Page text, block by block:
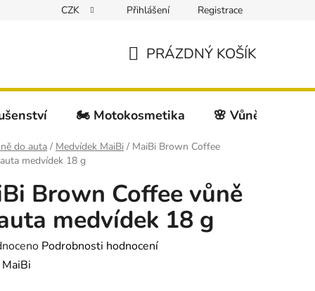
CZK Přihlášení Registrace
PRÁZDNÝ KOŠÍK
🏍️ Motokosmetika 🌸 Vůně do auta
do auta / Medvídek MaiBi / MaiBi Brown Coffee
medvídek 18 g
Brown Coffee vůně
medvídek 18 g
Podrobnosti hodnocení
MaiBi